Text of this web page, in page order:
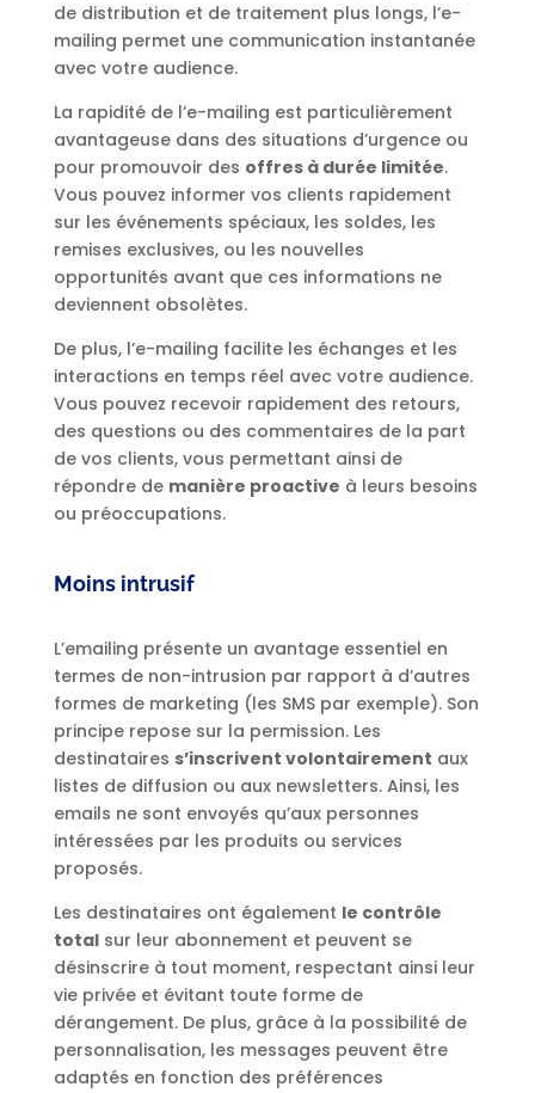
de distribution et de traitement plus longs, l’e-
mailing permet une communication instantanée
avec votre audience.
La rapidité de l’e-mailing est particulièrement
avantageuse dans des situations d’urgence ou
pour promouvoir des offres à durée limitée.
Vous pouvez informer vos clients rapidement
sur les événements spéciaux, les soldes, les
remises exclusives, ou les nouvelles
opportunités avant que ces informations ne
deviennent obsolètes.
De plus, l’e-mailing facilite les échanges et les
interactions en temps réel avec votre audience.
Vous pouvez recevoir rapidement des retours,
des questions ou des commentaires de la part
de vos clients, vous permettant ainsi de
répondre de manière proactive à leurs besoins
ou préoccupations.
Moins intrusif
L’emailing présente un avantage essentiel en
termes de non-intrusion par rapport à d’autres
formes de marketing (les SMS par exemple). Son
principe repose sur la permission. Les
destinataires s’inscrivent volontairement aux
listes de diffusion ou aux newsletters. Ainsi, les
emails ne sont envoyés qu’aux personnes
intéressées par les produits ou services
proposés.
Les destinataires ont également le contrôle
totalsur leur abonnement et peuvent se
désinscrire à tout moment, respectant ainsi leur
vie privée et évitant toute forme de
dérangement. De plus, grâce à la possibilité de
personnalisation, les messages peuvent être
adaptés en fonction des préférences